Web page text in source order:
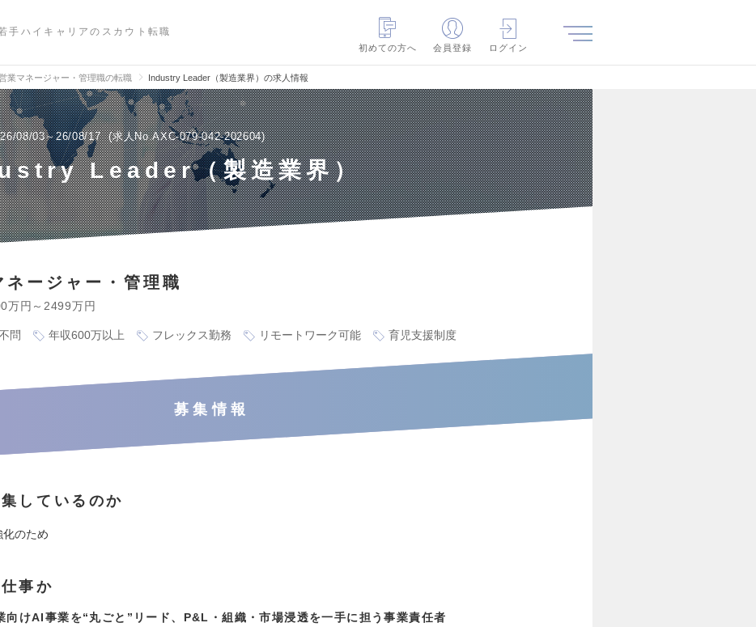
手ハイキャリアのスカウト転職
初めての方へ
会員登録 ログイン
業マネージャー・管理職の転職 Industry Leader（製造業界）の求人情報
26/08/03～26/08/17 求人No.AXC-079-042-202604
Leader（製造業界）
ネージャー・管理職
万円～2499万円
問 年収600万以上 フレックス勤務 リモートワーク可能 育児支援制度
募集情報
しているのか
化のため
事か
向けAI事業を“丸ごと”リード、P&L・組織・市場浸透を一手に担う事業責任者